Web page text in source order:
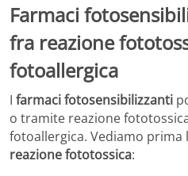
Farmaci
fra reazione
fotoallergica
I farmaci fotosensibilizzanti
o tramite reazione
fotoallergica. Vediamo
reazione fototossica: